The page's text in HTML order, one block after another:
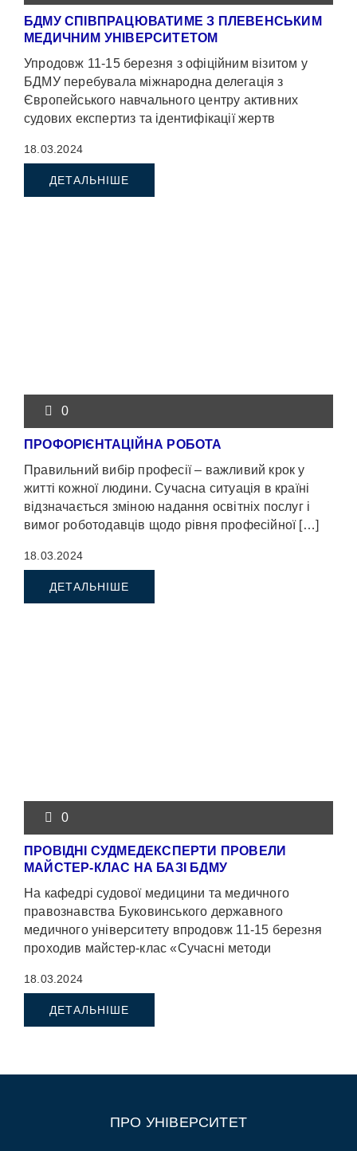
БДМУ СПІВПРАЦЮВАТИМЕ З ПЛЕВЕНСЬКИМ
МЕДИЧНИМ УНІВЕРСИТЕТОМ
Упродовж 11-15 березня з офіційним візитом у
БДМУ перебувала міжнародна делегація з
Європейського навчального центру активних
судових експертиз та ідентифікації жертв
18.03.2024
ДЕТАЛЬНІШЕ
0
ПРОФОРІЄНТАЦІЙНА РОБОТА
Правильний вибір професії – важливий крок у
житті кожної людини. Сучасна ситуація в країні
відзначається зміною надання освітніх послуг і
вимог роботодавців щодо рівня професійної […]
18.03.2024
ДЕТАЛЬНІШЕ
0
ПРОВІДНІ СУДМЕДЕКСПЕРТИ ПРОВЕЛИ
МАЙСТЕР-КЛАС НА БАЗІ БДМУ
На кафедрі судової медицини та медичного
правознавства Буковинського державного
медичного університету впродовж 11-15 березня
проходив майстер-клас «Сучасні методи
катастроф» […]
18.03.2024
ДЕТАЛЬНІШЕ
ПРО УНІВЕРСИТЕТ